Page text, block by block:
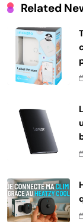
Related